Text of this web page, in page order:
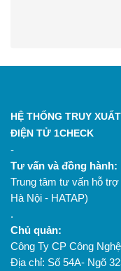
HỆ THỐNG TRUY
ĐIỆN TỬ 1CHECK
-
Tư vấn và đồng hành:
Trung tâm tư vấn hỗ
Hà Nội - HATAP)
.
Chủ quản:
Công Ty CP Công
Địa chỉ: Số 54A- Ngõ